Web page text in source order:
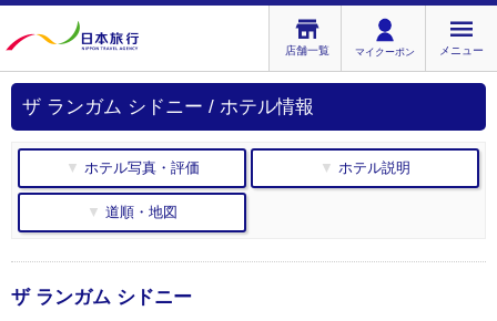
店舗一覧 マイクーポン メニュー
ザ ランガム シドニー / ホテル情報
▼ ホテル写真・評価 ▼ ホテル説明
▼ 道順・地図
ザ ランガム シドニー